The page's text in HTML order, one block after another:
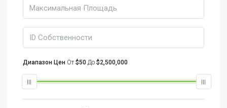
Диапазон Цен От$50 До $2,500,000